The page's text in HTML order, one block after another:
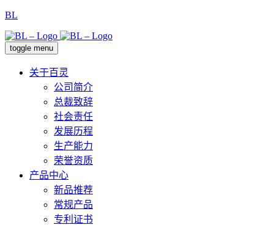
BL
toggle menu
关于百灵
公司简介
总裁致辞
社会责任
发展历程
生产能力
荣誉资质
产品中心
新品推荐
常规产品
专利证书